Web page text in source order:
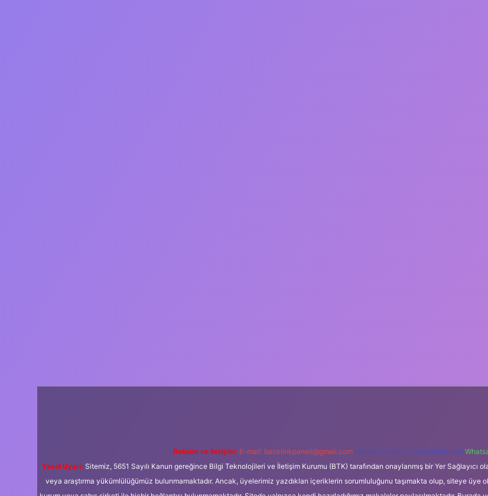
Reklam ve İletişim: E-mail: backlinkpaneli@gmail.com Teams: forumhizmeti@gmail.com
Yasal Uyarı: Sitemiz, 5651 Sayılı Kanun gereğince Bilgi Teknolojileri ve İletişim Kurumu (BTK) tarafından onaylanmış bir Yer
veya araştırma yükümlülüğümüz bulunmamaktadır. Ancak, üyelerimiz yazdıkları içeriklerin sorumluluğunu taşımakta olup, siteye üye